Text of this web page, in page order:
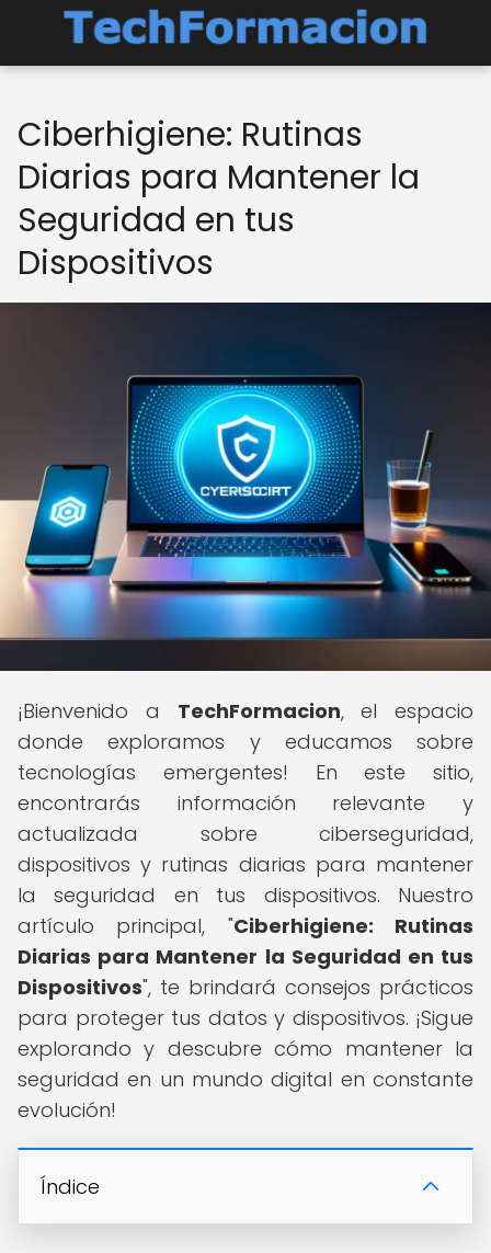
Ciberhigiene: Rutinas
Diarias para Mantener la
Seguridad en tus
Dispositivos
¡Bienvenido a TechFormacion, el espacio
donde exploramos y educamos sobre
tecnologías emergentes! En este sitio,
encontrarás información relevante y
actualizada sobre ciberseguridad,
dispositivos y rutinas diarias para mantener
la seguridad en tus dispositivos. Nuestro
artículo principal, "Ciberhigiene: Rutinas
Diarias para Mantener la Seguridad en tus
Dispositivos", te brindará consejos prácticos
para proteger tus datos y dispositivos. ¡Sigue
explorando y descubre cómo mantener la
seguridad en un mundo digital en constante
evolución!
Índice